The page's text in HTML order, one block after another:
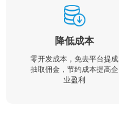
降低成本
零开发成本，免去平台提成
抽取佣金，节约成本提高企
业盈利